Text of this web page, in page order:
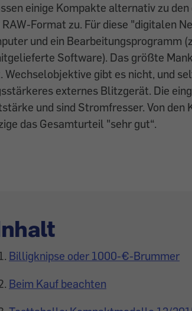
einige Kompakte alternativ zu
Format zu. Für diese "digitalen
und ein Bearbeitungsprogramm
Software). Das größte
Wechselobjektive gibt es nicht, und
externes Blitzgerät. Die
und sind Stromfresser. Von den
das Gesamturteil "sehr gut“.
Billigknipse oder 1000-€-Brummer
Beim Kauf beachten